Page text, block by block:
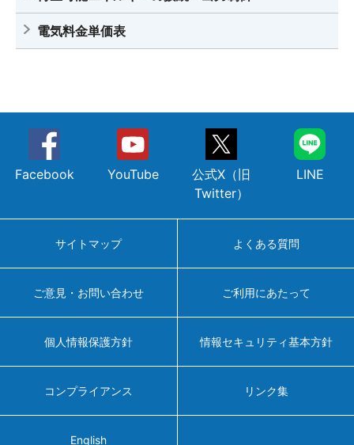
電気料金単価表
Facebook YouTube
公式X（旧
Twitter）
LINE
サイトマップ よくある質問
ご意見・お問い合わせ ご利用にあたって
個人情報保護方針 情報セキュリティ基本方針
コンプライアンス リンク集
English